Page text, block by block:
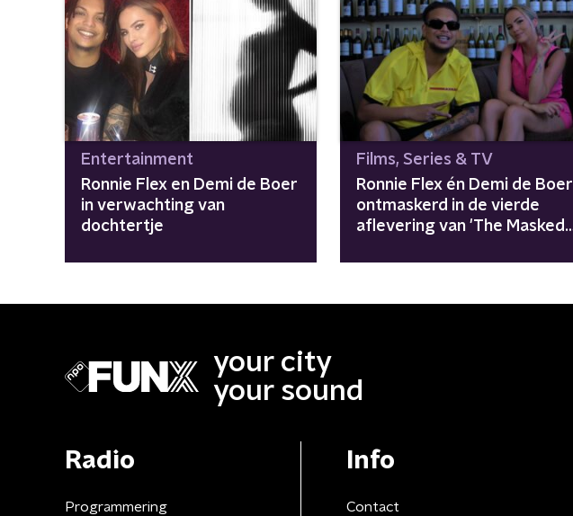
Entertainment
Ronnie Flex en Demi de Boer
in verwachting van
dochtertje
Films, Series & TV
Ronnie Flex én Demi de Boer
ontmaskerd in de vierde
aflevering van 'The Masked
your city
your sound
Radio
Programmering
Info
Contact